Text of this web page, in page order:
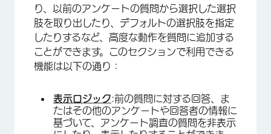
×
り、以前のアンケートの質問から選択した選択
肢を取り出したり、デフォルトの選択肢を指定
したりするなど、高度な動作を質問に追加する
ことができます。このセクションで利用できる
機能は以下の通り：
表示ロジック:前の質問に対する回答、ま
たはその他のアンケートや回答者の情報に
基づいて、アンケート調査の質問を非表示